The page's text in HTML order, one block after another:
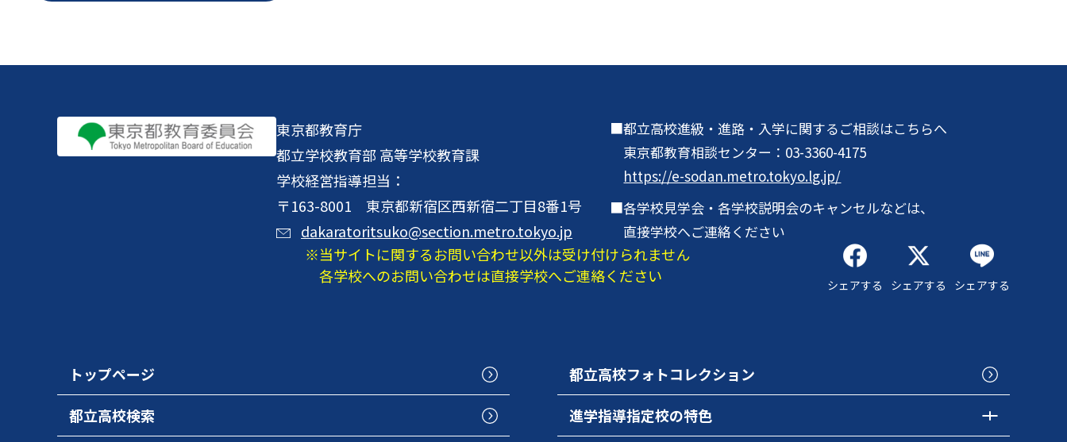
東京都教育庁
都立学校教育部 高等学校教育課
学校経営指導担当：
〒163-8001 東京都新宿区西新宿二丁目8番1号
dakaratoritsuko@section.metro.tokyo.jp
都立高校進級・進路・入学に関するご相談はこちらへ
東京都教育相談センター： 03-3360-4175
https://e-sodan.metro.tokyo.lg.jp/
各学校見学会・各学校説明会のキャンセルなどは、
直接学校へご連絡ください
当サイトに関するお問い合わせ以外は受け付けられません
各学校へのお問い合わせは直接学校へご連絡ください
シェアする シェアする シェアする
トップページ
都立高校検索
都立高校フォトコレクション
進学指導指定校の特色